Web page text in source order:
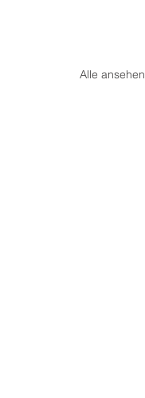
Alle ansehen